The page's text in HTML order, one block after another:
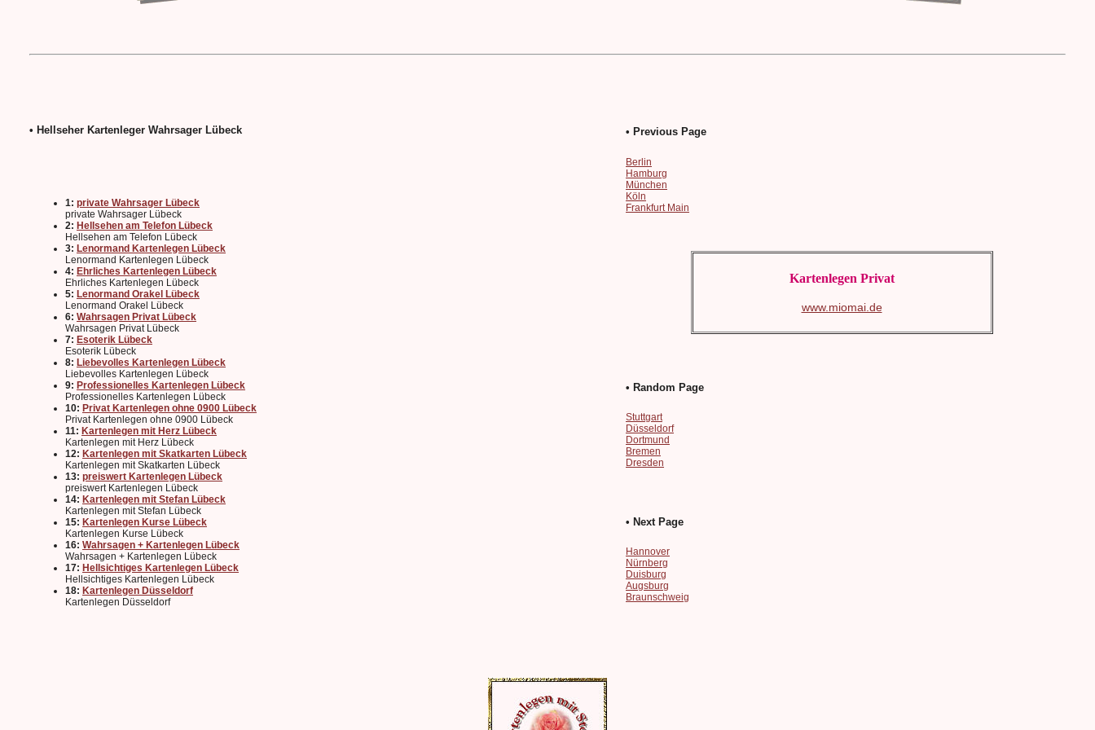
• Hellseher Kartenleger Wahrsager Lübeck
1: private Wahrsager Lübeck
private Wahrsager Lübeck
2: Hellsehen am Telefon Lübeck
Hellsehen am Telefon Lübeck
3: Lenormand Kartenlegen Lübeck
Lenormand Kartenlegen Lübeck
4: Ehrliches Kartenlegen Lübeck
Ehrliches Kartenlegen Lübeck
5: Lenormand Orakel Lübeck
Lenormand Orakel Lübeck
6: Wahrsagen Privat Lübeck
Wahrsagen Privat Lübeck
7: Esoterik Lübeck
Esoterik Lübeck
8: Liebevolles Kartenlegen Lübeck
Liebevolles Kartenlegen Lübeck
9: Professionelles Kartenlegen Lübeck
Professionelles Kartenlegen Lübeck
10: Privat Kartenlegen ohne 0900 Lübeck
Privat Kartenlegen ohne 0900 Lübeck
11: Kartenlegen mit Herz Lübeck
Kartenlegen mit Herz Lübeck
12: Kartenlegen mit Skatkarten Lübeck
Kartenlegen mit Skatkarten Lübeck
13: preiswert Kartenlegen Lübeck
preiswert Kartenlegen Lübeck
14: Kartenlegen mit Stefan Lübeck
Kartenlegen mit Stefan Lübeck
15: Kartenlegen Kurse Lübeck
Kartenlegen Kurse Lübeck
16: Wahrsagen + Kartenlegen Lübeck
Wahrsagen + Kartenlegen Lübeck
17: Hellsichtiges Kartenlegen Lübeck
Hellsichtiges Kartenlegen Lübeck
18: Kartenlegen Düsseldorf
Kartenlegen Düsseldorf
• Previous Page
Berlin
Hamburg
München
Köln
Frankfurt Main
Kartenlegen Privat
www.miomai.de
• Random Page
Stuttgart
Düsseldorf
Dortmund
Bremen
Dresden
• Next Page
Hannover
Nürnberg
Duisburg
Augsburg
Braunschweig